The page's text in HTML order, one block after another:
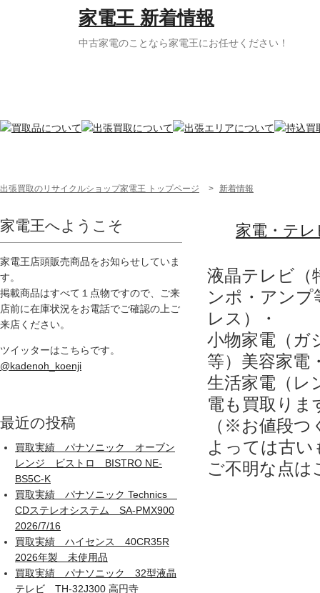
家電王 新着情報
中古家電のことなら家電王にお任せください！
出張買取のリサイクルショップ家電王 トップページ > 新着情報
家電・テ
液晶テレビ（
ンポ・アン
レス）・
小物家電（ガ
等）美容家電
生活家電（レ
電も買取りま
（※お値段つ
よっては古
ご不明な点は
家電王へようこそ
家電王店頭販売商品をお知らせしていま
す。
掲載商品はすべて１点物ですので、ご来
店前に在庫状況をお電話でご確認の上ご
来店ください。
ツイッターはこちらです。
@kadenoh_koenji
最近の投稿
買取実績 パナソニック オーブン
レンジ ビストロ BISTRO NE-
BS5C-K
買取実績 パナソニック Technics
CDステレオシステム SA-PMX900
2026/7/16
買取実績 ハイセンス 40CR35R
2026年製 未使用品
買取実績 パナソニック 32型液晶
テレビ TH-32J300 高円寺